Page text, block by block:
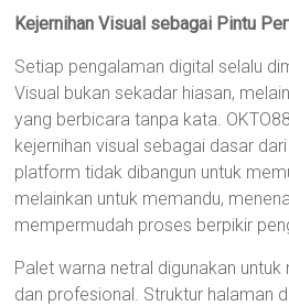
Kejernihan Visual sebagai Pintu
Setiap pengalaman digital selalu
Visual bukan sekadar hiasan,
yang berbicara tanpa kata.
kejernihan visual sebagai dasar
platform tidak dibangun untuk
melainkan untuk memandu,
mempermudah proses berpikir
Palet warna netral digunakan
dan profesional. Struktur halaman